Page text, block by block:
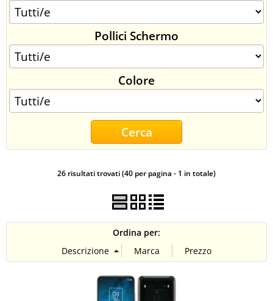
PAGAMENTI
Pollici Schermo
Colore
26 risultati trovati (40 per pagina - 1 in totale)
Ordina per: